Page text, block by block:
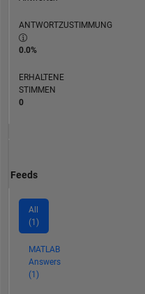
ANTWORTZUSTIMMUNG
0.0%
ERHALTENE
STIMMEN
0
Feeds
All
(1)
MATLAB
Answers
(1)